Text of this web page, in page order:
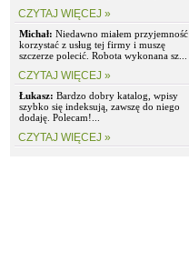
CZYTAJ WIĘCEJ »
Michał: Niedawno miałem przyjemność
korzystać z usług tej firmy i muszę
szczerze polecić. Robota wykonana sz...
CZYTAJ WIĘCEJ »
Łukasz: Bardzo dobry katalog, wpisy
szybko się indeksują, zawszę do niego
dodaję. Polecam!...
CZYTAJ WIĘCEJ »